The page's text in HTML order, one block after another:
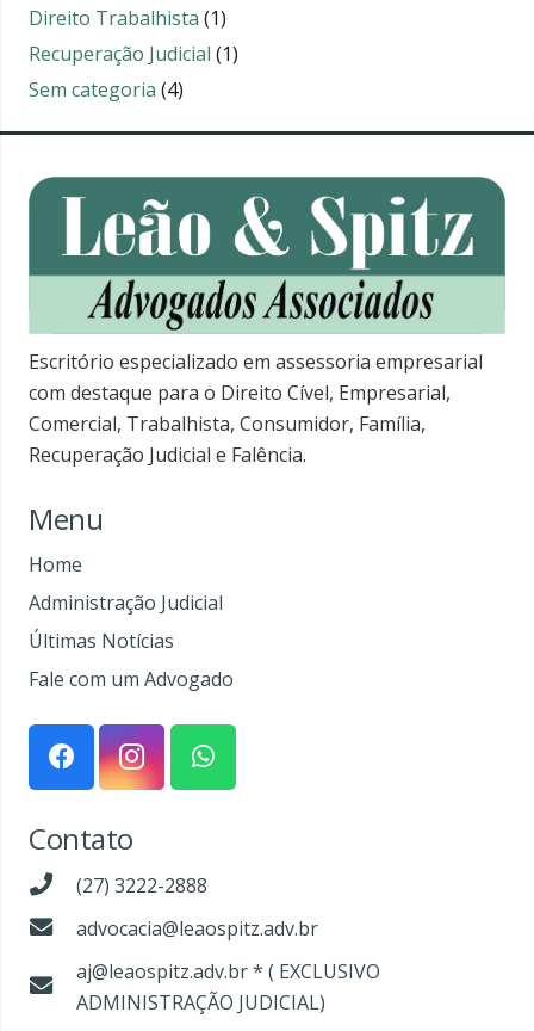
Direito Trabalhista (1)
Recuperação Judicial (1)
Sem categoria (4)
Escritório especializado em assessoria empresarial
com destaque para o Direito Cível, Empresarial,
Comercial, Trabalhista, Consumidor, Família,
Recuperação Judicial e Falência.
Menu
Home
Administração Judicial
Últimas Notícias
Fale com um Advogado
Contato
(27) 3222-2888
advocacia@leaospitz.adv.br
aj@leaospitz.adv.br * ( EXCLUSIVO
ADMINISTRAÇÃO JUDICIAL)